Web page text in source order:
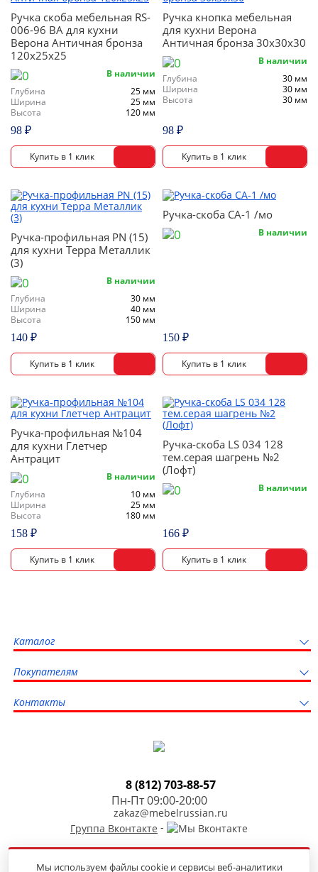
Ручка скоба мебельная RS-
006-96 ВА для кухни
Верона Античная бронза
120х25х25
В наличии
Глубина
25 мм
Ширина
25 мм
Высота
120 мм
98 ₽
Ручка кнопка мебельная
для кухни Верона
Античная бронза 30х30х30
В наличии
Глубина
30 мм
Ширина
30 мм
Высота
30 мм
98 ₽
Ручка-профильная PN (15)
для кухни Терра Металлик
(3)
В наличии
Глубина
30 мм
Ширина
40 мм
Высота
150 мм
140 ₽
Ручка-скоба СА-1 /мо
В наличии
150 ₽
Ручка-профильная №104
для кухни Глетчер
Антрацит
В наличии
Глубина
10 мм
Ширина
25 мм
Высота
180 мм
158 ₽
Ручка-скоба LS 034 128
тем.серая шагрень №2
(Лофт)
В наличии
166 ₽
8 (812) 703-88-57
Пн-Пт 09:00-20:00
zakaz@mebelrussian.ru
Группа Вконтакте -
Каталог
Покупателям
Контакты
Мы используем файлы cookie и сервисы веб-аналитики